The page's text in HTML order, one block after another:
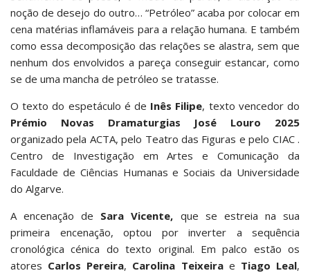
noção de desejo do outro… “Petróleo” acaba por colocar em
cena matérias inflamáveis para a relação humana. E também
como essa decomposição das relações se alastra, sem que
nenhum dos envolvidos a pareça conseguir estancar, como
se de uma mancha de petróleo se tratasse.
O texto do espetáculo é de Inês Filipe, texto vencedor do
Prémio Novas Dramaturgias José Louro 2025
organizado pela ACTA, pelo Teatro das Figuras e pelo CIAC .
Centro de Investigação em Artes e Comunicação da
Faculdade de Ciências Humanas e Sociais da Universidade
do Algarve.
A encenação de Sara Vicente, que se estreia na sua
primeira encenação, optou por inverter a sequência
cronológica cénica do texto original. Em palco estão os
atores Carlos Pereira, Carolina Teixeirae Tiago Leal,